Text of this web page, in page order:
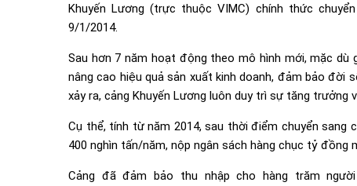
Khuyến Lương (trực thuộc VIMC) chính thức
9/1/2014.
Sau hơn 7 năm hoạt động theo mô hình mới, mặc dù
nâng cao hiệu quả sản xuất kinh doanh, đảm bảo đời
xảy ra, cảng Khuyến Lương luôn duy trì sự tăng trưởng
Cụ thể, tính từ năm 2014, sau thời điểm chuyển sang
400 nghìn tấn/năm, nộp ngân sách hàng chục tỷ đồng
Cảng đã đảm bảo thu nhập cho hàng trăm